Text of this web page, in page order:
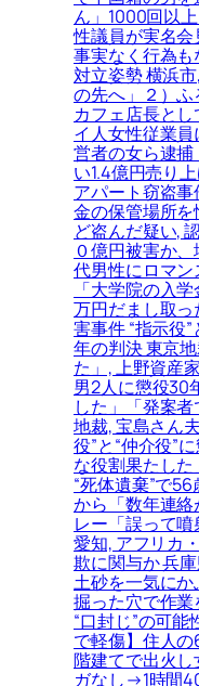
ん」1000回以
性議員が実名
事実なく行為も
対立姿勢 横浜
の先へ」２）
カフェ店長と
イ人女性従業
営者の女ら逮
い1.4億円売り
アパート窃盗
金の保管場所
ど盗んだ疑い,
０億円被害か
代男性にロマ
「大学院の入
万円だまし取
害事件 “指示役
年の判決 東京
た」, 上野資産
男2人に懲役30
した」「発案
地裁, 宝島さん
役”と“仲介役”
な役割果たし
“死体遺棄”で
から「数年連
レー「誤って
愛知, アフリカ
欺に関与か 兵
土砂を一気に
掘った穴で作
“口封じ”の可能
で軽傷】住人
階建てで出火
ガなし→1時間